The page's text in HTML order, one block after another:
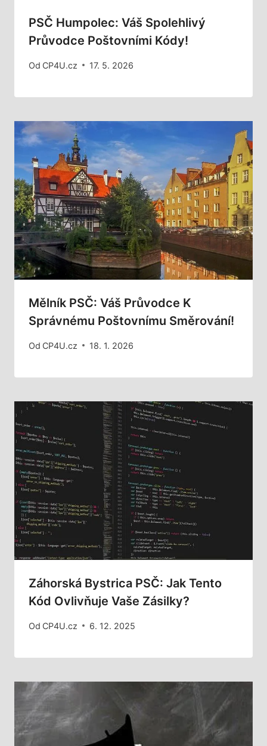
PSČ Humpolec: Váš Spolehlivý
Průvodce Poštovními Kódy!
Od CP4U.cz 17. 5. 2026
Mělník PSČ: Váš Průvodce K
Správnému Poštovnímu Směrování!
Od CP4U.cz 18. 1. 2026
Záhorská Bystrica PSČ: Jak Tento
Kód Ovlivňuje Vaše Zásilky?
Od CP4U.cz 6. 12. 2025